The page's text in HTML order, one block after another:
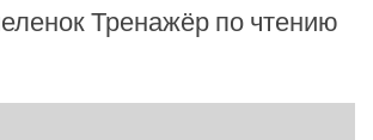
Тренажёр по чтению